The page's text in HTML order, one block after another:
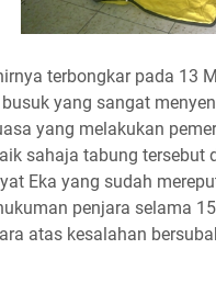
terbongkar pada 13
yang sangat
yang melakukan
sahaja tabung
Eka yang sudah
penjara selama
atas kesalahan